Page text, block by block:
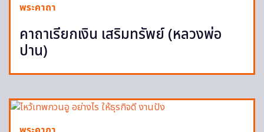
พระคาถา
คาถาเรียกเงิน เสริมทรัพย์ (หลวงพ่อ
ปาน)